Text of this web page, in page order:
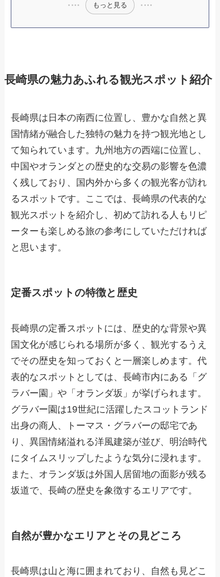
もっと見る
長崎県の魅力あふれる観光スポット紹介
長崎県は日本の南西に位置し、豊かな自然と異
国情緒が融合した独特の魅力を持つ観光地とし
て知られています。九州地方の西端に位置し、
中国やオランダとの歴史的な交易の影響を色濃
く残しており、国内外から多くの観光客が訪れ
るスポットです。ここでは、長崎県の代表的な
観光スポットを紹介し、初めて訪れる人もリピ
ーターも楽しめる旅の参考にしていただければ
と思います。
定番スポットの特徴と歴史
長崎県の定番スポットには、歴史的な背景や異
国文化が感じられる場所が多く、観光するうえ
でその歴史を知っておくと一層楽しめます。代
表的なスポットとしては、長崎市内にある「グ
ラバー園」や「オランダ坂」が挙げられます。
グラバー園は19世紀に活躍したスコットランド
出身の商人、トーマス・グラバーの邸宅であ
り、異国情緒溢れる洋風建築が並び、明治時代
にタイムスリップしたような気分に浸れます。
また、オランダ坂は外国人居留地の面影が残る
坂道で、長崎の歴史を象徴するエリアです。
自然が豊かなエリアとその見どころ
長崎県は山と海に囲まれており、自然も見どこ